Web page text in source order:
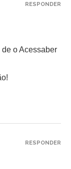
o Acessaber
RESPONDER
RESPONDER